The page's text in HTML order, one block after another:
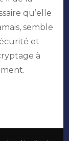
qu’elle
semble
et
à